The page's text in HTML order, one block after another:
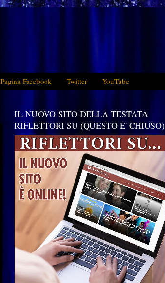
Pagina Facebook Twitter YouTube
IL NUOVO SITO DELLA TESTATA
RIFLETTORI SU (QUESTO E' CHIUSO)